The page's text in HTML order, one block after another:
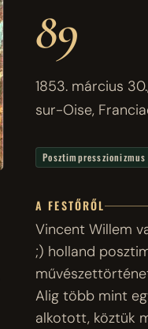
89
1853. március
sur-Oise,
Posztimpresszionizmus
A FESTŐRŐL
Vincent Willem
;) holland
Alig több mint
alkotott, köztük